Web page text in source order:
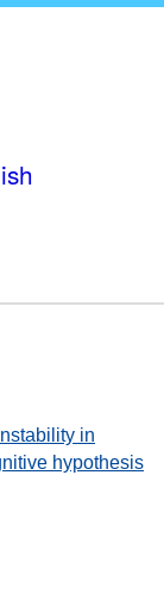
in
hypothesis